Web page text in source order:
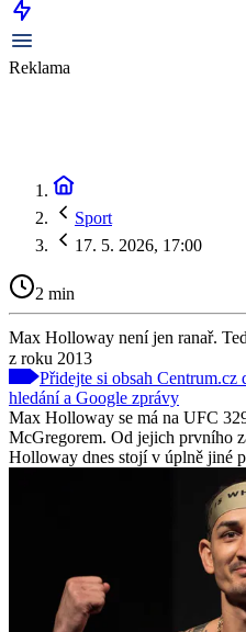
Reklama
Sport
17. 5. 2026, 17:00
2 min
Max Holloway není jen ranař.
z roku 2013
Přidejte si obsah
hledání a Google zprávy
Max Holloway se má na UFC
McGregorem. Od jejich prvního
Holloway dnes stojí v úplně jiné